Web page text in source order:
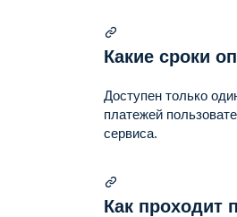
Какие сроки
Доступен только
платежей
сервиса.
Как проходит